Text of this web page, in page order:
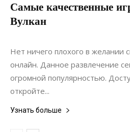
Самые качественные
Вулкан
10.10.2019
Нет ничего плохого в желании
онлайн. Данное развлечение
огромной популярностью.
откройте...
Узнать больше